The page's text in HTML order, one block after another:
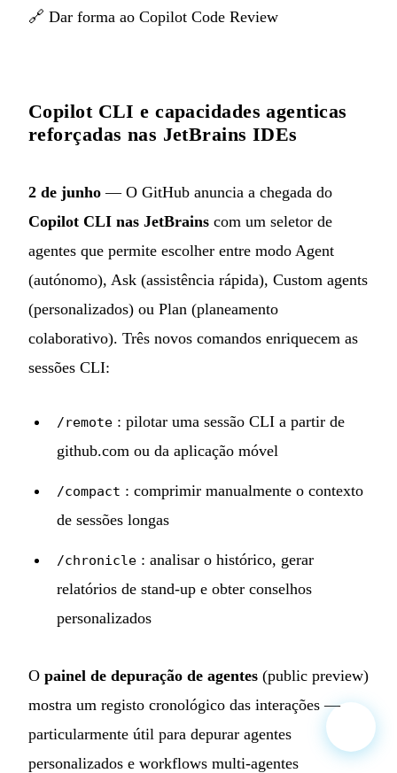
🔗 Dar forma ao Copilot Code Review
Copilot CLI e capacidades agenticas
reforçadas nas JetBrains IDEs
2 de junho — O GitHub anuncia a chegada do
Copilot CLI nas JetBrains com um seletor de
agentes que permite escolher entre modo Agent
(autónomo), Ask (assistência rápida), Custom agents
(personalizados) ou Plan (planeamento
colaborativo). Três novos comandos enriquecem as
sessões CLI:
/remote : pilotar uma sessão CLI a partir de
github.com ou da aplicação móvel
/compact : comprimir manualmente o contexto
de sessões longas
/chronicle : analisar o histórico, gerar
relatórios de stand-up e obter conselhos
personalizados
O painel de depuração de agentes (public preview)
mostra um registo cronológico das interações —
particularmente útil para depurar agentes
personalizados e workflows multi-agentes